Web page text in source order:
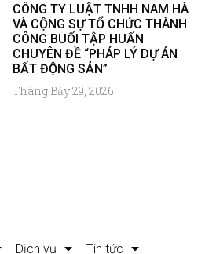
CÔNG TY LUẬT TNHH NAM HÀ
VÀ CỘNG SỰ TỔ CHỨC THÀNH
CÔNG BUỔI TẬP HUẤN
CHUYÊN ĐỀ “PHÁP LÝ DỰ ÁN
BẤT ĐỘNG SẢN”
Tháng Bảy 29, 2026
Dịch vụ Tin tức